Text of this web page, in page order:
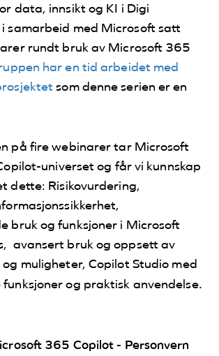
data, innsikt og KI i Digi
samarbeid med Microsoft satt
rundt bruk av Microsoft 365
har en tid arbeidet med
som denne serien er en
på fire webinarer tar Microsoft
universet og får vi kunnskap
dette: Risikovurdering,
bruk og funksjoner i Microsoft
avansert bruk og oppsett av
muligheter, Copilot Studio med
og praktisk anvendelse.
365 Copilot - Personvern